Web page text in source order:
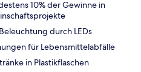
10% der Gewinne in
durch LEDs
für Lebensmittelabfälle
in Plastikflaschen